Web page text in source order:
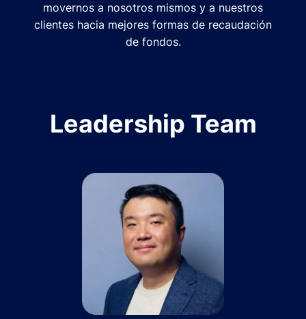
movernos a nosotros mismos y a nuestros
clientes hacia mejores formas de recaudación
de fondos.
Leadership Team